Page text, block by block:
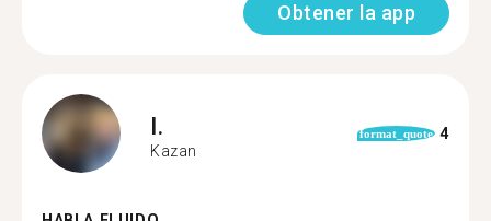
Obtener la app
I.
Kazan
format_quote 4